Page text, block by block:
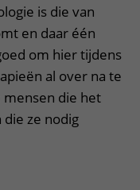
is die van
en daar één
om hier tijdens
al over na te
mensen die het
ze nodig